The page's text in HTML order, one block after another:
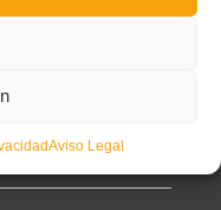
Aviso Legal